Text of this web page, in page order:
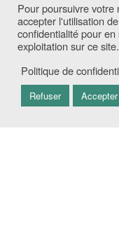
SUIVRE
Pour poursuivre votre
accepter l'utilisation
confidentialité pour
exploitation sur ce site.
Politique de
Refuser
Accepter